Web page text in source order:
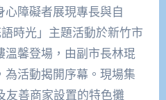
障礙者展現專長與自
時光」主題活動於新竹市
溫馨登場，由副市長林琨
活動揭開序幕。現場集
友善商家設置的特色攤